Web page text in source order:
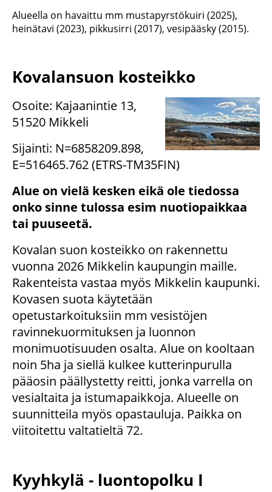
Alueella on havaittu mm mustapyrstökuiri (2025),
heinätavi (2023), pikkusirri (2017), vesipääsky (2015).
Kovalansuon kosteikko
Osoite: Kajaanintie 13,
51520 Mikkeli
Sijainti: N=6858209.898,
E=516465.762 (ETRS-TM35FIN)
Alue on vielä kesken eikä ole tiedossa
onko sinne tulossa esim nuotiopaikkaa
tai puuseetä.
Kovalan suon kosteikko on rakennettu
vuonna 2026 Mikkelin kaupungin maille.
Rakenteista vastaa myös Mikkelin kaupunki.
Kovasen suota käytetään
opetustarkoituksiin mm vesistöjen
ravinnekuormituksen ja luonnon
monimuotisuuden osalta. Alue on kooltaan
noin 5ha ja siellä kulkee kutterinpurulla
pääosin päällystetty reitti, jonka varrella on
vesialtaita ja istumapaikkoja. Alueelle on
suunnitteila myös opastauluja. Paikka on
viitoitettu valtatieltä 72.
Kyyhkylä - luontopolku I